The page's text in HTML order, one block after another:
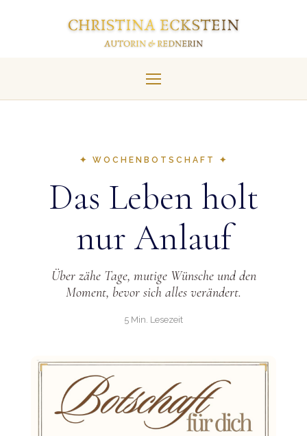
✦ WOCHENBOTSCHAFT ✦
Das Leben holt
nur Anlauf
Über zähe Tage, mutige Wünsche und den
Moment, bevor sich alles verändert.
5 Min. Lesezeit